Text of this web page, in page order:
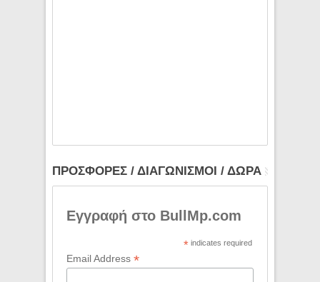
ΠΡΟΣΦΟΡΕΣ / ΔΙΑΓΩΝΙΣΜΟΙ / ΔΩΡΑ
Εγγραφή στο BullMp.com
*indicates required
Email Address *